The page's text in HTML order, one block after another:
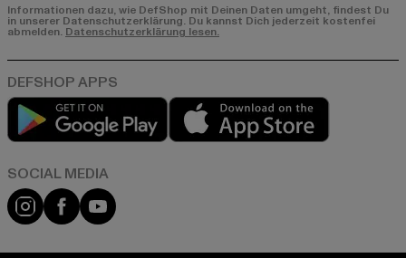
Informationen dazu, wie DefShop mit Deinen Daten umgeht, findest Du
in unserer Datenschutzerklärung. Du kannst Dich jederzeit kostenfei
abmelden. Datenschutzerklärung lesen.
Play market
Instagram
FacebookYouTube